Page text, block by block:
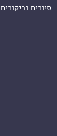
סיורים וביקורים